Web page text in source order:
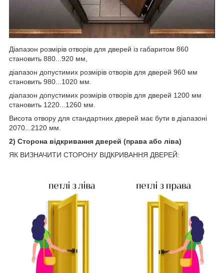
Діапазон розмірів отворів для дверей із габаритом 860
становить 880...920 мм,
діапазон допустимих розмірів отворів для дверей 960 мм
становить 980...1020 мм.
діапазон допустимих розмірів отворів для дверей 1200 мм
становить 1220...1260 мм.
Висота отвору для стандартних дверей має бути в діапазоні
2070...2120 мм.
2) Сторона відкривання дверей (права або ліва)
ЯК ВИЗНАЧИТИ СТОРОНУ ВІДКРИВАННЯ ДВЕРЕЙ: